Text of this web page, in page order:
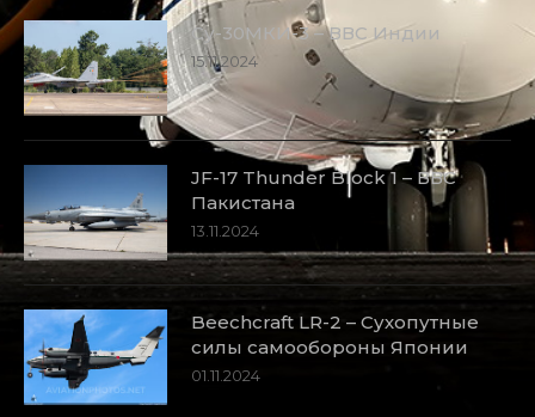
Су-30МКИ-3 – ВВС Индии
15.11.2024
JF-17 Thunder Block 1 – ВВС
Пакистана
13.11.2024
Beechcraft LR-2 – Сухопутные
силы самообороны Японии
01.11.2024